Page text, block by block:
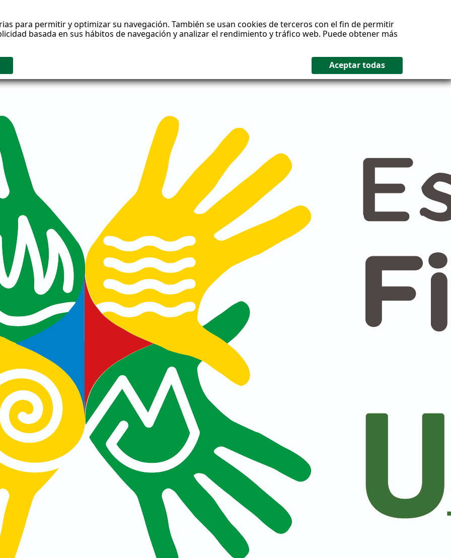
para permitir y optimizar su navegación. También se usan cookies de terceros con el fin de permitir
basada en sus hábitos de navegación y analizar el rendimiento y tráfico web. Puede obtener más